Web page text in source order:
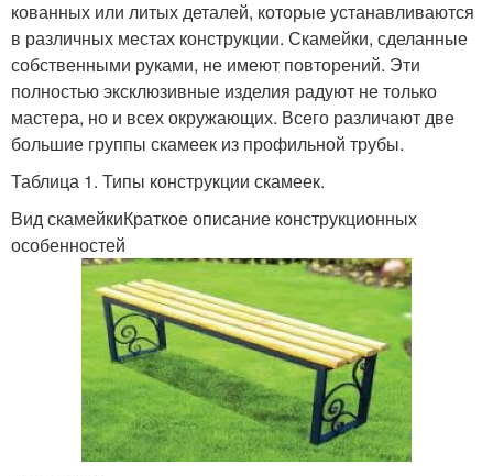
кованных или литых деталей, которые устанавливаются
в различных местах конструкции. Скамейки, сделанные
собственными руками, не имеют повторений. Эти
полностью эксклюзивные изделия радуют не только
мастера, но и всех окружающих. Всего различают две
большие группы скамеек из профильной трубы.
Таблица 1. Типы конструкции скамеек.
Вид скамейкиКраткое описание конструкционных
особенностей